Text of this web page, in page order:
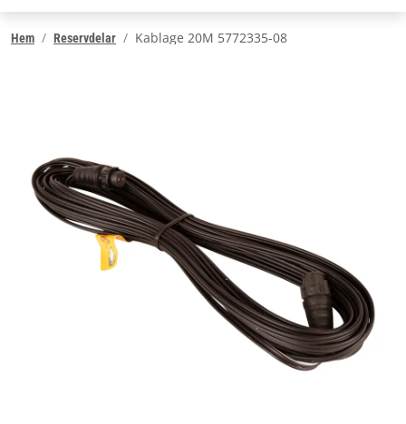
Hem Reservdelar Kablage 20M 5772335-08